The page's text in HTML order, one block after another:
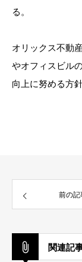
る。
オリックス不動
やオフィスビル
向上に努める方
前の記
関連記